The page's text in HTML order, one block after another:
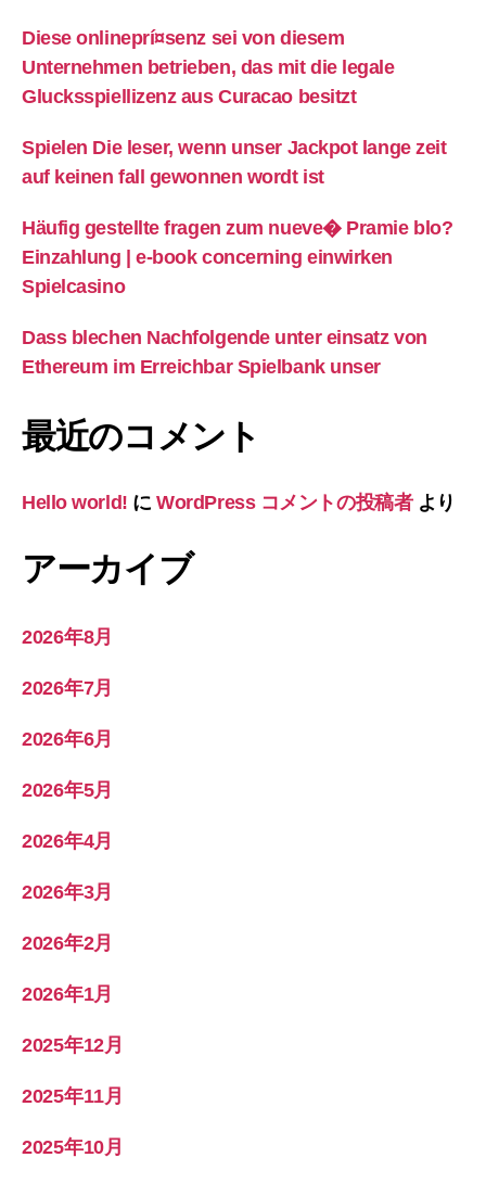
Diese onlineprí¤senz sei von diesem
Unternehmen betrieben, das mit die legale
Glucksspiellizenz aus Curacao besitzt
Spielen Die leser, wenn unser Jackpot lange zeit
auf keinen fall gewonnen wordt ist
Häufig gestellte fragen zum nueve� Pramie blo?
Einzahlung | e-book concerning einwirken
Spielcasino
Dass blechen Nachfolgende unter einsatz von
Ethereum im Erreichbar Spielbank unser
最近のコメント
Hello world! にWordPress コメントの投稿者より
アーカイブ
2026年8月
2026年7月
2026年6月
2026年5月
2026年4月
2026年3月
2026年2月
2026年1月
2025年12月
2025年11月
2025年10月